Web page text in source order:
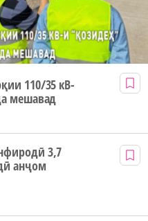
110/35 кВ-
мешавад
3,7
анҷом